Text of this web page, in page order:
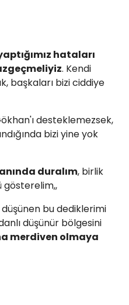
hataları
. Kendi
başkaları bizi ciddiye
desteklemezsek,
bizi yine yok
duralım, birlik
gösterelim,,
bu dediklerimi
düşünür bölgesini
merdiven olmaya